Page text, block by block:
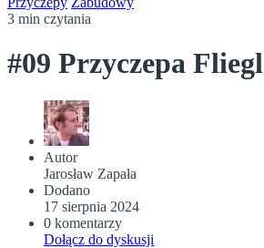
3 min czytania
#09 Przyczepa Fliegl
Autor
Jarosław Zapała
Dodano
17 sierpnia 2024
0 komentarzy
Dołącz do dyskusji